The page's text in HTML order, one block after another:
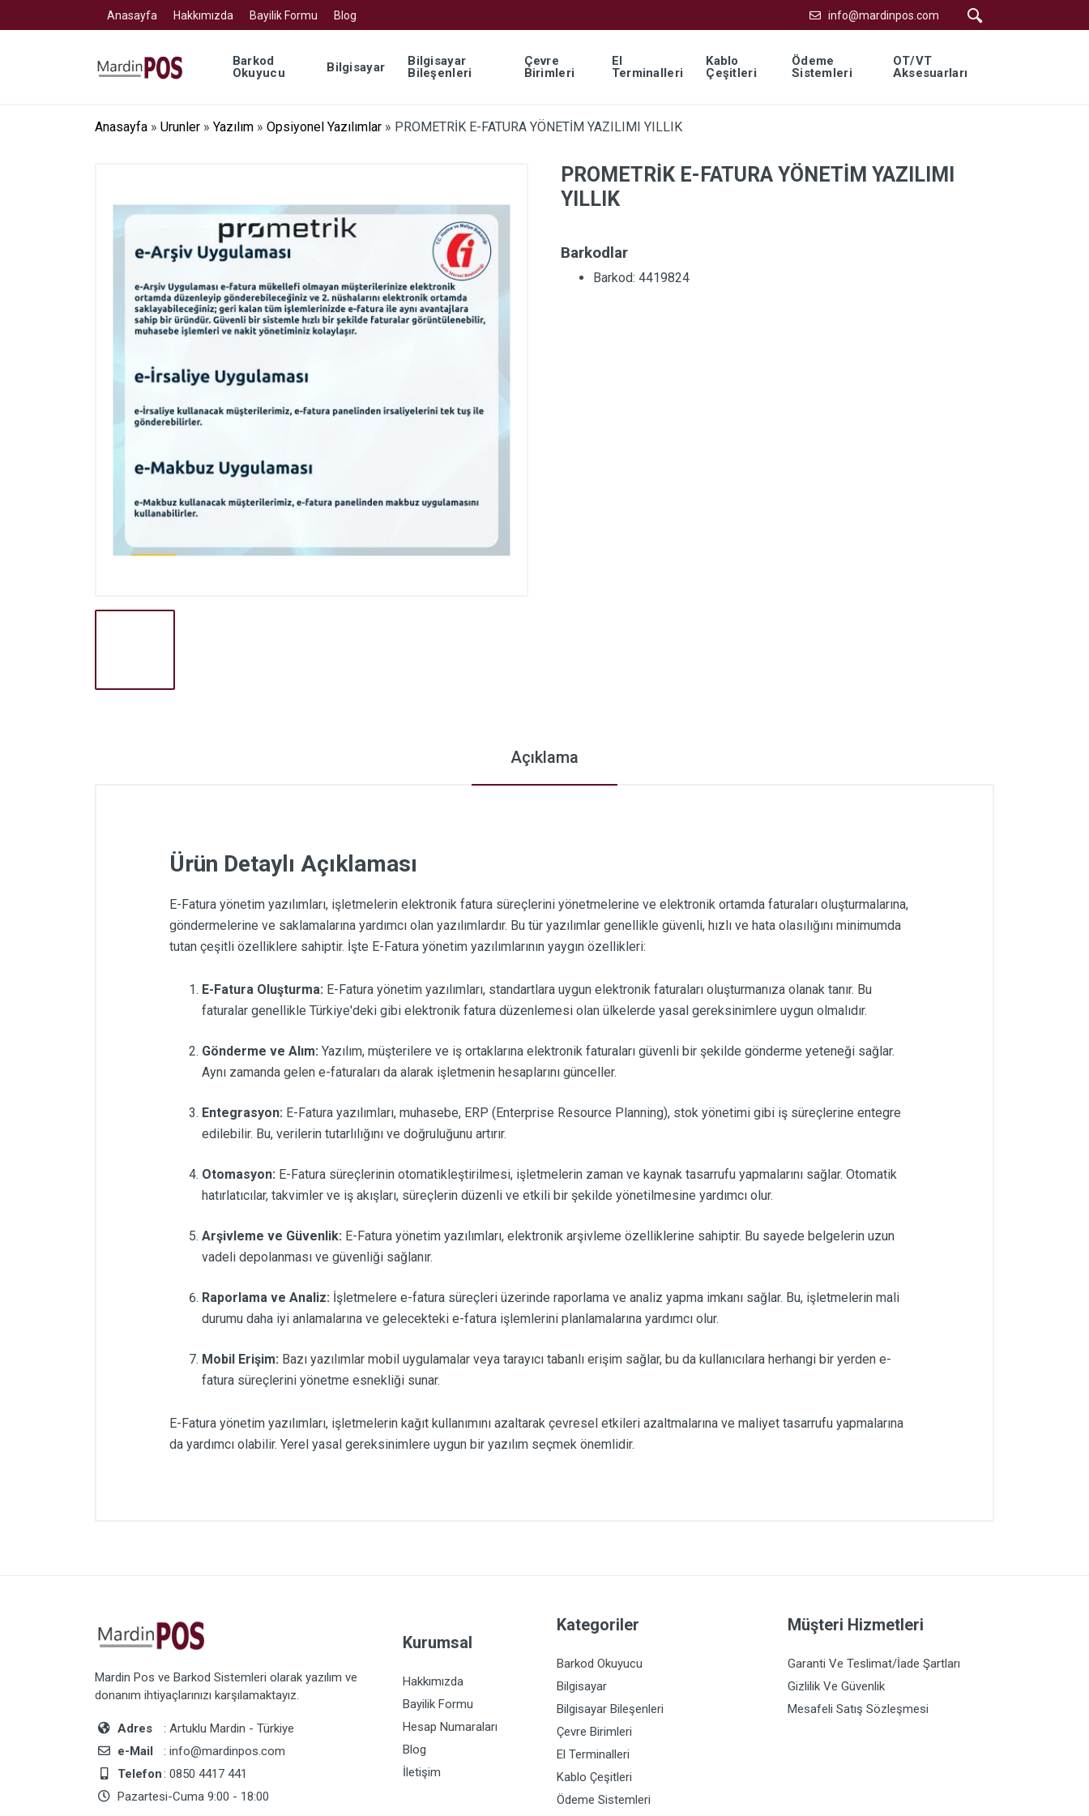
Anasayfa Hakkımızda Bayilik Formu Blog info@mardinpos.com
Barkod
Okuyucu
Bilgisayar
Bilgisayar
Bileşenleri
Çevre
Birimleri
El
Terminalleri
Kablo
Çeşitleri
Ödeme
Sistemleri
OT/VT
Aksesuarları
Anasayfa » Urunler » Yazılım » Opsiyonel Yazılımlar » PROMETRİK E-FATURA YÖNETİM YAZILIMI YILLIK
PROMETRİK E-FATURA YÖNETİM YAZILIMI
YILLIK
Barkodlar
Barkod: 4419824
Açıklama
Ürün Detaylı Açıklaması
E-Fatura yönetim yazılımları, işletmelerin elektronik fatura süreçlerini yönetmelerine ve elektronik ortamda faturaları oluşturmalarına,
göndermelerine ve saklamalarına yardımcı olan yazılımlardır. Bu tür yazılımlar genellikle güvenli, hızlı ve hata olasılığını minimumda
tutan çeşitli özelliklere sahiptir. İşte E-Fatura yönetim yazılımlarının yaygın özellikleri:
E-Fatura Oluşturma: E-Fatura yönetim yazılımları, standartlara uygun elektronik faturaları oluşturmanıza olanak tanır. Bu
faturalar genellikle Türkiye'deki gibi elektronik fatura düzenlemesi olan ülkelerde yasal gereksinimlere uygun olmalıdır.
Gönderme ve Alım: Yazılım, müşterilere ve iş ortaklarına elektronik faturaları güvenli bir şekilde gönderme yeteneği sağlar.
Aynı zamanda gelen e-faturaları da alarak işletmenin hesaplarını günceller.
Entegrasyon: E-Fatura yazılımları, muhasebe, ERP (Enterprise Resource Planning), stok yönetimi gibi iş süreçlerine entegre
edilebilir. Bu, verilerin tutarlılığını ve doğruluğunu artırır.
Otomasyon: E-Fatura süreçlerinin otomatikleştirilmesi, işletmelerin zaman ve kaynak tasarrufu yapmalarını sağlar. Otomatik
hatırlatıcılar, takvimler ve iş akışları, süreçlerin düzenli ve etkili bir şekilde yönetilmesine yardımcı olur.
Arşivleme ve Güvenlik: E-Fatura yönetim yazılımları, elektronik arşivleme özelliklerine sahiptir. Bu sayede belgelerin uzun
vadeli depolanması ve güvenliği sağlanır.
Raporlama ve Analiz: İşletmelere e-fatura süreçleri üzerinde raporlama ve analiz yapma imkanı sağlar. Bu, işletmelerin mali
durumu daha iyi anlamalarına ve gelecekteki e-fatura işlemlerini planlamalarına yardımcı olur.
Mobil Erişim: Bazı yazılımlar mobil uygulamalar veya tarayıcı tabanlı erişim sağlar, bu da kullanıcılara herhangi bir yerden e-
fatura süreçlerini yönetme esnekliği sunar.
E-Fatura yönetim yazılımları, işletmelerin kağıt kullanımını azaltarak çevresel etkileri azaltmalarına ve maliyet tasarrufu yapmalarına
da yardımcı olabilir. Yerel yasal gereksinimlere uygun bir yazılım seçmek önemlidir.
Mardin Pos ve Barkod Sistemleri olarak yazılım ve
donanım ihtiyaçlarınızı karşılamaktayız.
Adres
: Artuklu Mardin - Türkiye
e-Mail
: info@mardinpos.com
Telefon: 0850 4417 441
Pazartesi-Cuma 9:00 - 18:00
Kurumsal
Hakkımızda
Bayilik Formu
Hesap Numaraları
Blog
İletişim
Kategoriler
Barkod Okuyucu
Bilgisayar
Bilgisayar Bileşenleri
Çevre Birimleri
El Terminalleri
Kablo Çeşitleri
Ödeme Sistemleri
Müşteri Hizmetleri
Garanti Ve Teslimat/İade Şartları
Gizlilik Ve Güvenlik
Mesafeli Satış Sözleşmesi